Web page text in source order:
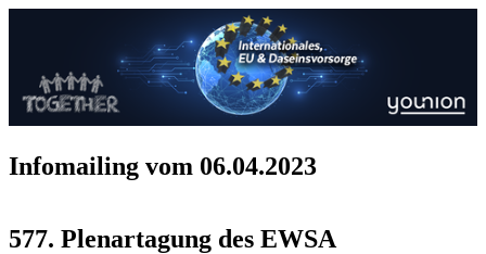
Infomailing vom 06.04.2023
577. Plenartagung des EWSA